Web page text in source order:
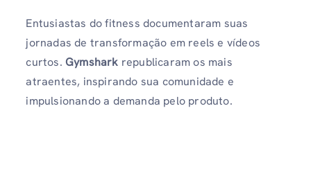
Entusiastas do fitness documentaram suas
jornadas de transformação em reels e vídeos
curtos. Gymshark republicaram os mais
atraentes, inspirando sua comunidade e
impulsionando a demanda pelo produto.